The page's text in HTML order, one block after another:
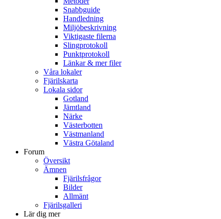
Snabbguide
Handledning
Miljöbeskrivning
Viktigaste filerna
Slingprotokoll
Punktprotokoll
Länkar & mer filer
Våra lokaler
Fjärilskarta
Lokala sidor
Gotland
Jämtland
Närke
Västerbotten
Västmanland
Västra Götaland
Forum
Översikt
Ämnen
Fjärilsfrågor
Bilder
Allmänt
Fjärilsgalleri
Lär dig mer